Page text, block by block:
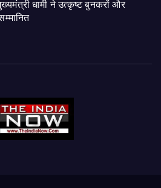
धामी ने उत्कृष्ट बुनकरों और